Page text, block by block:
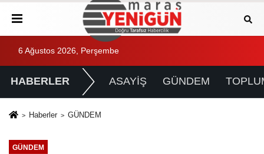
6 Ağustos 2026, Perşembe
HABERLER ASAYİŞ GÜNDEM
Haberler GÜNDEM
GÜNDEM